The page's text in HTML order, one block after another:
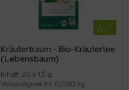
Kräutertraum - Bio-Kräutertee
(Lebensbaum)
Inhalt: 20 x 1,5 g
Versandgewicht: 0,050 kg